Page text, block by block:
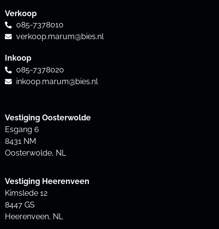
Verkoop
085-7378010
verkoop.marum@bies.nl
Inkoop
085-7378020
inkoop.marum@bies.nl
Vestiging Oosterwolde
Esgang 6
8431 NM
Oosterwolde, NL
Vestiging Heerenveen
Kimslede 12
8447 GS
Heerenveen, NL